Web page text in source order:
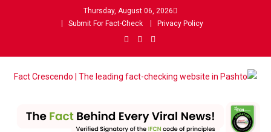
Thursday, August 06, 2026
Privacy Policy
Submit For Fact-Check
fact-checking website in